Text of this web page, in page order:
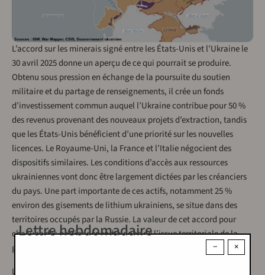
L’accord sur les minerais signé entre les États-Unis et l’Ukraine le
30 avril 2025 donne un aperçu de ce qui pourrait se produire.
Obtenu sous pression en échange de la poursuite du soutien
militaire et du partage de renseignements, il crée un fonds
d’investissement commun auquel l’Ukraine contribue pour 50 %
des revenus provenant des nouveaux projets d’extraction, tandis
que les États-Unis bénéficient d’une priorité sur les nouvelles
licences. Le Royaume-Uni, la France et l’Italie négocient des
dispositifs similaires. Les conditions d’accès aux ressources
ukrainiennes vont donc être largement dictées par les créanciers
du pays. Une part importante de ces actifs, notamment 25 %
environ des gisements de lithium ukrainiens, se situe dans des
territoires occupés par la Russie. La valeur de cet accord pour
chacune des parties dépendra donc de l’issue territoriale de la
guerre.
L’Ukraine possède entre 20 et 25 % des terres agricoles les plus
×
−
Lettre hebdomadaire